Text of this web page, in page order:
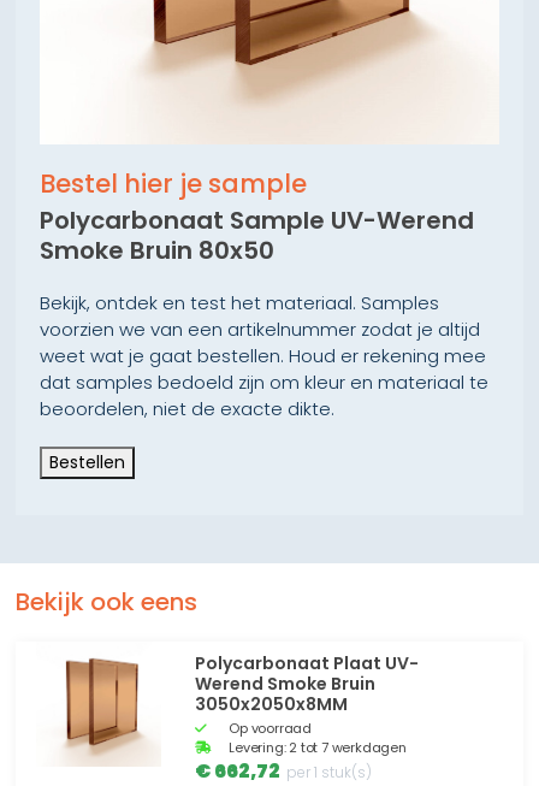
Bestel hier je sample
Polycarbonaat Sample UV-Werend
Smoke Bruin 80x50
Bekijk, ontdek en test het materiaal. Samples
voorzien we van een artikelnummer zodat je altijd
weet wat je gaat bestellen. Houd er rekening mee
dat samples bedoeld zijn om kleur en materiaal te
beoordelen, niet de exacte dikte.
Bestellen
Bekijk ook eens
Polycarbonaat Plaat UV-
Werend Smoke Bruin
3050x2050x8MM
Op voorraad
Levering: 2 tot 7 werkdagen
€ 662,72 per 1 stuk(s)